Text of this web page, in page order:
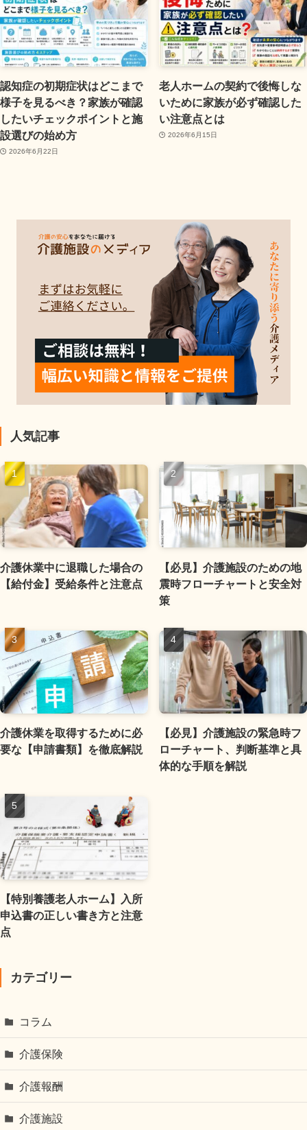
認知症の初期症状はどこまで
様子を見るべき？家族が確認
したいチェックポイントと施
設選びの始め方
2026年6月22日
老人ホームの契約で後悔しな
いために家族が必ず確認した
い注意点とは
2026年6月15日
人気記事
介護休業中に退職した場合の
【給付金】受給条件と注意点
【必見】介護施設のための地
震時フローチャートと安全対
策
介護休業を取得するために必
要な【申請書類】を徹底解説
【必見】介護施設の緊急時フ
ローチャート、判断基準と具
体的な手順を解説
【特別養護老人ホーム】入所
申込書の正しい書き方と注意
点
カテゴリー
コラム
介護保険
介護報酬
介護施設